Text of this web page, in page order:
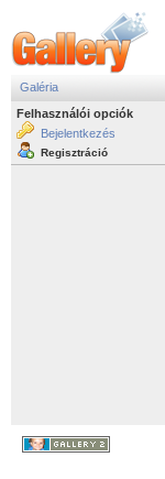
Galéria
Felhasználói opciók
Bejelentkezés
Regisztráció